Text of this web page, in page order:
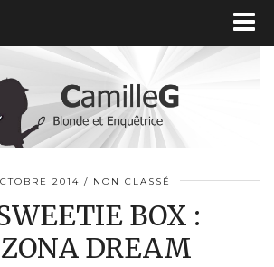
2014 NON CLASSÉ
BOX :
DREAM